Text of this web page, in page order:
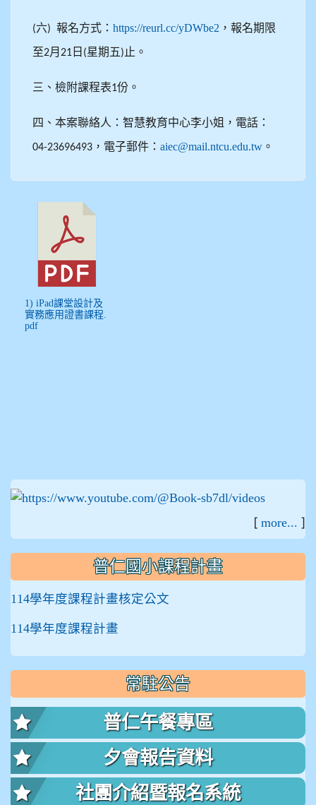
(六) 報名方式： https://reurl.cc/yDWbe2 ，報名期限
至2月 21 日 (星期五) 止。
三、檢附課程表1份。
四、本案聯絡人：智慧教育中心李小姐，電話：
04-23696493 ，電子郵件： aiec@mail.ntcu.edu.tw 。
1) iPad課堂設計及
實務應用證書課程.
pdf
[ more... ]
普仁國小課程計畫
114學年度課程計畫核定公文
114學年度課程計畫
常駐公告
普仁午餐專區
夕會報告資料
社團介紹暨報名系統